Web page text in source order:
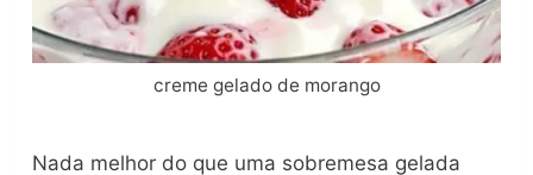
creme gelado de morango
Nada melhor do que uma sobremesa gelada